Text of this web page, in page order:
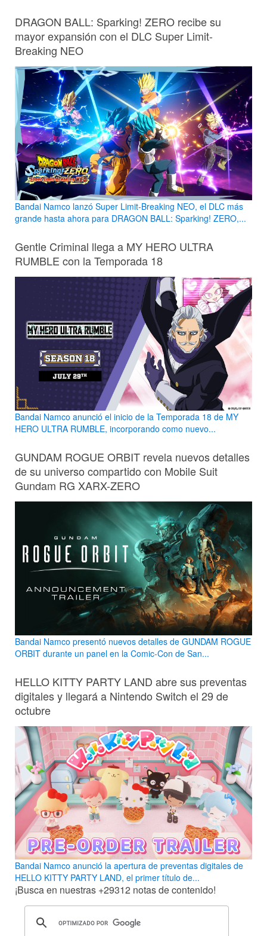
DRAGON BALL: Sparking! ZERO recibe su
mayor expansión con el DLC Super Limit-
Breaking NEO
Bandai Namco lanzó Super Limit-Breaking NEO, el DLC más
grande hasta ahora para DRAGON BALL: Sparking! ZERO,...
Gentle Criminal llega a MY HERO ULTRA
RUMBLE con la Temporada 18
Bandai Namco anunció el inicio de la Temporada 18 de MY
HERO ULTRA RUMBLE, incorporando como nuevo...
GUNDAM ROGUE ORBIT revela nuevos detalles
de su universo compartido con Mobile Suit
Gundam RG XARX-ZERO
Bandai Namco presentó nuevos detalles de GUNDAM ROGUE
ORBIT durante un panel en la Comic-Con de San...
HELLO KITTY PARTY LAND abre sus preventas
digitales y llegará a Nintendo Switch el 29 de
octubre
Bandai Namco anunció la apertura de preventas digitales de
HELLO KITTY PARTY LAND, el primer título de...
¡Busca en nuestras +29312 notas de contenido!